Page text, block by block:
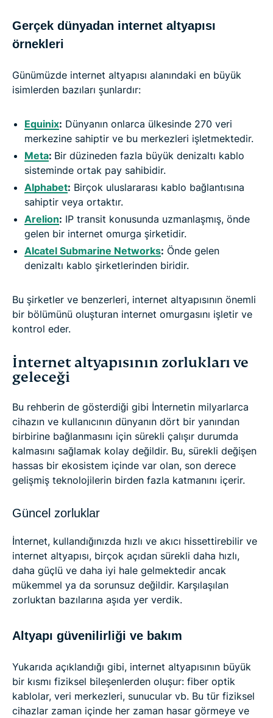
Gerçek dünyadan internet altyapısı
örnekleri
Günümüzde internet altyapısı alanındaki en büyük
isimlerden bazıları şunlardır:
Equinix: Dünyanın onlarca ülkesinde 270 veri
merkezine sahiptir ve bu merkezleri işletmektedir.
Meta: Bir düzineden fazla büyük denizaltı kablo
sisteminde ortak pay sahibidir.
Alphabet: Birçok uluslararası kablo bağlantısına
sahiptir veya ortaktır.
Arelion: IP transit konusunda uzmanlaşmış, önde
gelen bir internet omurga şirketidir.
Alcatel Submarine Networks: Önde gelen
denizaltı kablo şirketlerinden biridir.
Bu şirketler ve benzerleri, internet altyapısının önemli
bir bölümünü oluşturan internet omurgasını işletir ve
kontrol eder.
İnternet altyapısının zorlukları ve
geleceği
Bu rehberin de gösterdiği gibi İnternetin milyarlarca
cihazın ve kullanıcının dünyanın dört bir yanından
birbirine bağlanmasını için sürekli çalışır durumda
kalmasını sağlamak kolay değildir. Bu, sürekli değişen
hassas bir ekosistem içinde var olan, son derece
gelişmiş teknolojilerin birden fazla katmanını içerir.
Güncel zorluklar
İnternet, kullandığınızda hızlı ve akıcı hissettirebilir ve
internet altyapısı, birçok açıdan sürekli daha hızlı,
daha güçlü ve daha iyi hale gelmektedir ancak
mükemmel ya da sorunsuz değildir. Karşılaşılan
zorluktan bazılarına aşıda yer verdik.
Altyapı güvenilirliği ve bakım
Yukarıda açıklandığı gibi, internet altyapısının büyük
bir kısmı fiziksel bileşenlerden oluşur: fiber optik
kablolar, veri merkezleri, sunucular vb. Bu tür fiziksel
cihazlar zaman içinde her zaman hasar görmeye ve